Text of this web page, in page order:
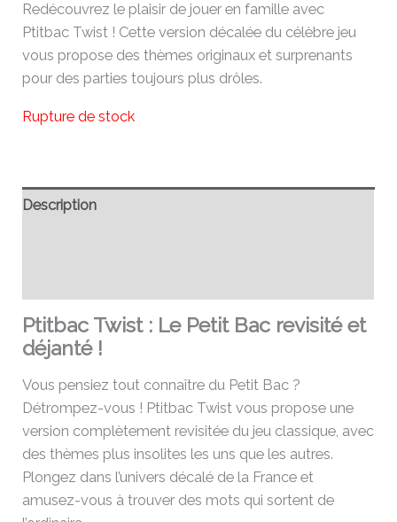
Redécouvrez le plaisir de jouer en famille avec
Ptitbac Twist ! Cette version décalée du célèbre jeu
vous propose des thèmes originaux et surprenants
pour des parties toujours plus drôles.
Rupture de stock
Description
Ptitbac Twist : Le Petit Bac revisité et
déjanté !
Vous pensiez tout connaître du Petit Bac ?
Détrompez-vous ! Ptitbac Twist vous propose une
version complètement revisitée du jeu classique, avec
des thèmes plus insolites les uns que les autres.
Plongez dans l’univers décalé de la France et
amusez-vous à trouver des mots qui sortent de